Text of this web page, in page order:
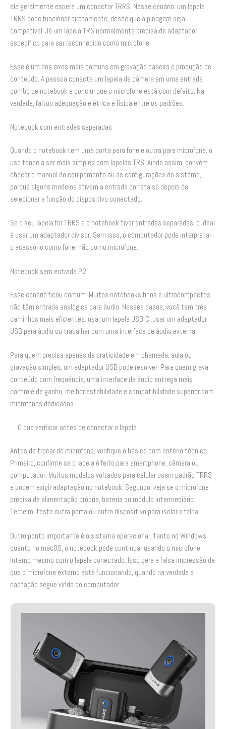
ele geralmente espera um conector TRRS. Nesse cenário, um lapela
TRRS pode funcionar diretamente, desde que a pinagem seja
compatível. Já um lapela TRS normalmente precisa de adaptador
específico para ser reconhecido como microfone.
Esse é um dos erros mais comuns em gravação caseira e produção de
conteúdo. A pessoa conecta um lapela de câmera em uma entrada
combo de notebook e conclui que o microfone está com defeito. Na
verdade, faltou adequação elétrica e física entre os padrões.
Notebook com entradas separadas
Quando o notebook tem uma porta para fone e outra para microfone, o
uso tende a ser mais simples com lapelas TRS. Ainda assim, convém
checar o manual do equipamento ou as configurações do sistema,
porque alguns modelos ativam a entrada correta só depois de
selecionar a função do dispositivo conectado.
Se o seu lapela for TRRS e o notebook tiver entradas separadas, o ideal
é usar um adaptador divisor. Sem isso, o computador pode interpretar
o acessório como fone, não como microfone.
Notebook sem entrada P2
Esse cenário ficou comum. Muitos notebooks finos e ultracompactos
não têm entrada analógica para áudio. Nesses casos, você tem três
caminhos mais eficientes: usar um lapela USB-C, usar um adaptador
USB para áudio ou trabalhar com uma interface de áudio externa.
Para quem precisa apenas de praticidade em chamada, aula ou
gravação simples, um adaptador USB pode resolver. Para quem grava
conteúdo com frequência, uma interface de áudio entrega mais
controle de ganho, melhor estabilidade e compatibilidade superior com
microfones dedicados.
O que verificar antes de conectar o lapela
Antes de trocar de microfone, verifique o básico com critério técnico.
Primeiro, confirme se o lapela é feito para smartphone, câmera ou
computador. Muitos modelos voltados para celular usam padrão TRRS
e podem exigir adaptação no notebook. Segundo, veja se o microfone
precisa de alimentação própria, bateria ou módulo intermediário.
Terceiro, teste outra porta ou outro dispositivo para isolar a falha.
Outro ponto importante é o sistema operacional. Tanto no Windows
quanto no macOS, o notebook pode continuar usando o microfone
interno mesmo com o lapela conectado. Isso gera a falsa impressão de
que o microfone externo está funcionando, quando na verdade a
captação segue vindo do computador.